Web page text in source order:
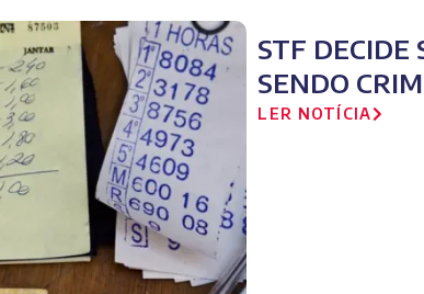
STF DECIDE
SENDO
LER NOTÍCIA